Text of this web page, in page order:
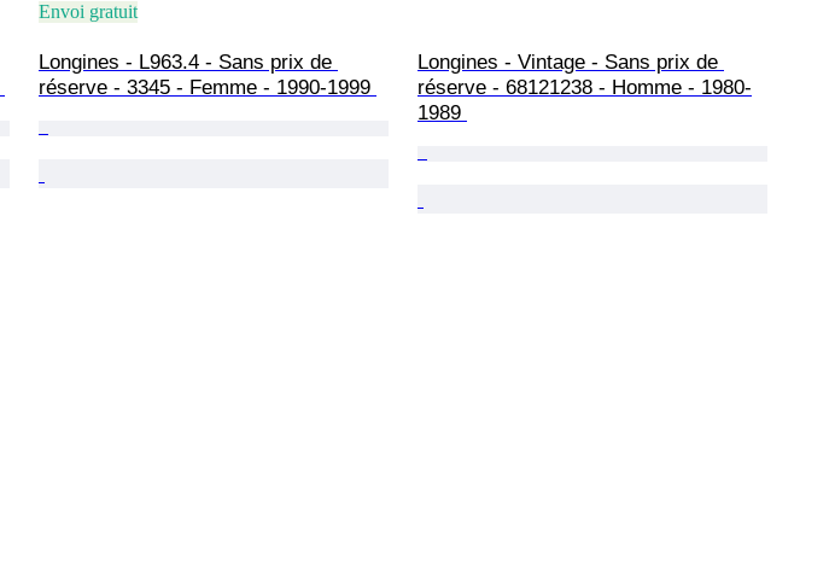
Envoi gratuit
Longines - L963.4 - Sans prix de
réserve - 3345 - Femme - 1990-1999
Longines - Vintage - Sans prix de
réserve - 68121238 - Homme - 1980-
1989